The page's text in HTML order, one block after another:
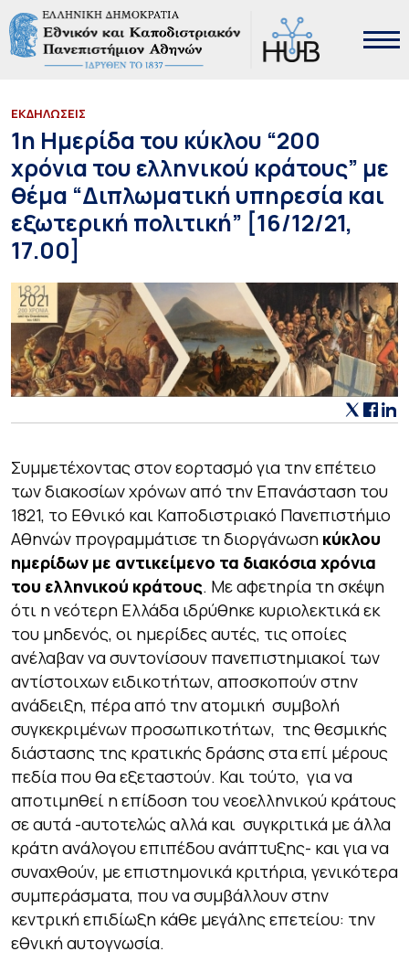
ΕΚΔΗΛΩΣΕΙΣ
1η Ημερίδα του κύκλου “200
χρόνια του ελληνικού κράτους” με
θέμα “Διπλωματική υπηρεσία και
εξωτερική πολιτική” [16/12/21,
17.00]
Συμμετέχοντας στον εορτασμό για την επέτειο
των διακοσίων χρόνων από την Επανάσταση του
1821, το Εθνικό και Καποδιστριακό Πανεπιστήμιο
Αθηνών προγραμμάτισε τη διοργάνωση κύκλου
ημερίδων με αντικείμενο τα διακόσια χρόνια
του ελληνικού κράτους. Με αφετηρία τη σκέψη
ότι η νεότερη Ελλάδα ιδρύθηκε κυριολεκτικά εκ
του μηδενός, οι ημερίδες αυτές, τις οποίες
ανέλαβαν να συντονίσουν πανεπιστημιακοί των
αντίστοιχων ειδικοτήτων, αποσκοπούν στην
ανάδειξη, πέρα από την ατομική συμβολή
συγκεκριμένων προσωπικοτήτων, της θεσμικής
διάστασης της κρατικής δράσης στα επί μέρους
πεδία που θα εξεταστούν. Και τούτο, για να
αποτιμηθεί η επίδοση του νεοελληνικού κράτους
σε αυτά -αυτοτελώς αλλά και συγκριτικά με άλλα
κράτη ανάλογου επιπέδου ανάπτυξης- και για να
συναχθούν, με επιστημονικά κριτήρια, γενικότερα
συμπεράσματα, που να συμβάλλουν στην
κεντρική επιδίωξη κάθε μεγάλης επετείου: την
εθνική αυτογνωσία.